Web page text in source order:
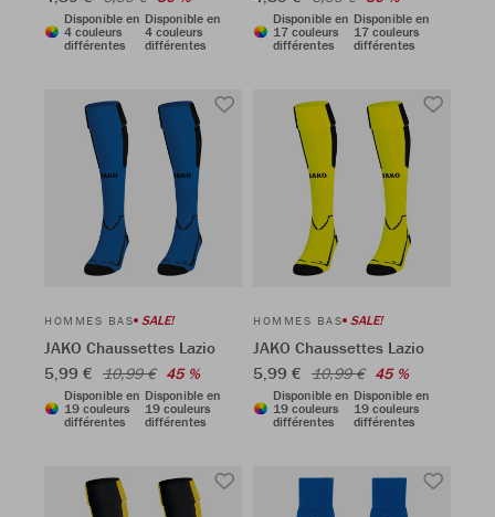
Disponible en
4 couleurs
différentes
Disponible en
4 couleurs
différentes
Disponible en
17 couleurs
différentes
Disponible en
17 couleurs
différentes
HOMMES BAS SALE!
JAKO Chaussettes Lazio
5,99 € 10,99 € 45 %
Disponible en
19 couleurs
différentes
Disponible en
19 couleurs
différentes
HOMMES BAS SALE!
JAKO Chaussettes Lazio
5,99 € 10,99 € 45 %
Disponible en
19 couleurs
différentes
Disponible en
19 couleurs
différentes